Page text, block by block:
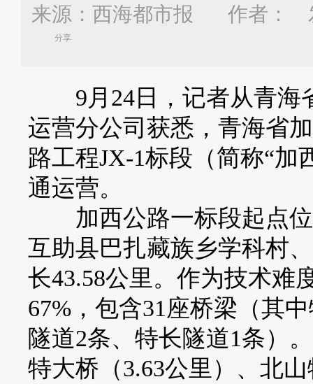
来源：西海都市报 作者：
分享
9月24日，记者从青海
运营分公司获悉，青海省
路工程JX-1标段（简称“加
通运营。
加西公路一标段起点位
互助县巴扎藏族乡学科村
长43.58公里。作为技术难
67%，包含31座桥梁（其
隧道2条、特长隧道1条）
特大桥（3.63公里）、北